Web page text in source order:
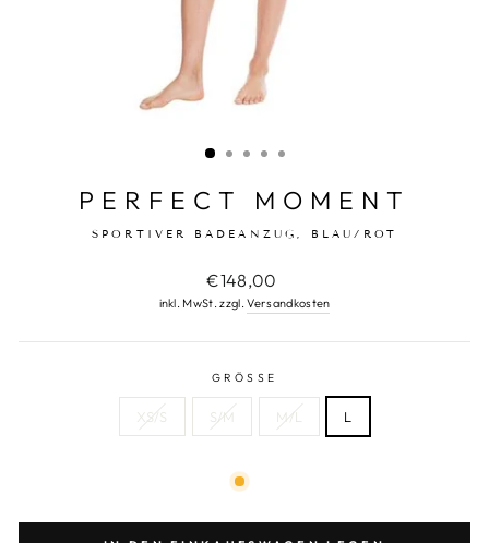
PERFECT MOMENT
SPORTIVER BADEANZUG, BLAU/ROT
Normaler
Preis
€148,00
inkl. MwSt. zzgl.Versandkosten
GRÖSSE
XS/S S/M M/L L